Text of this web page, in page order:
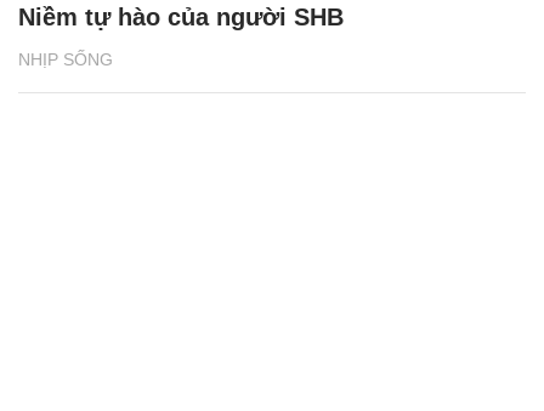
NHỊP SỐNG
Niềm tự hào của người SHB